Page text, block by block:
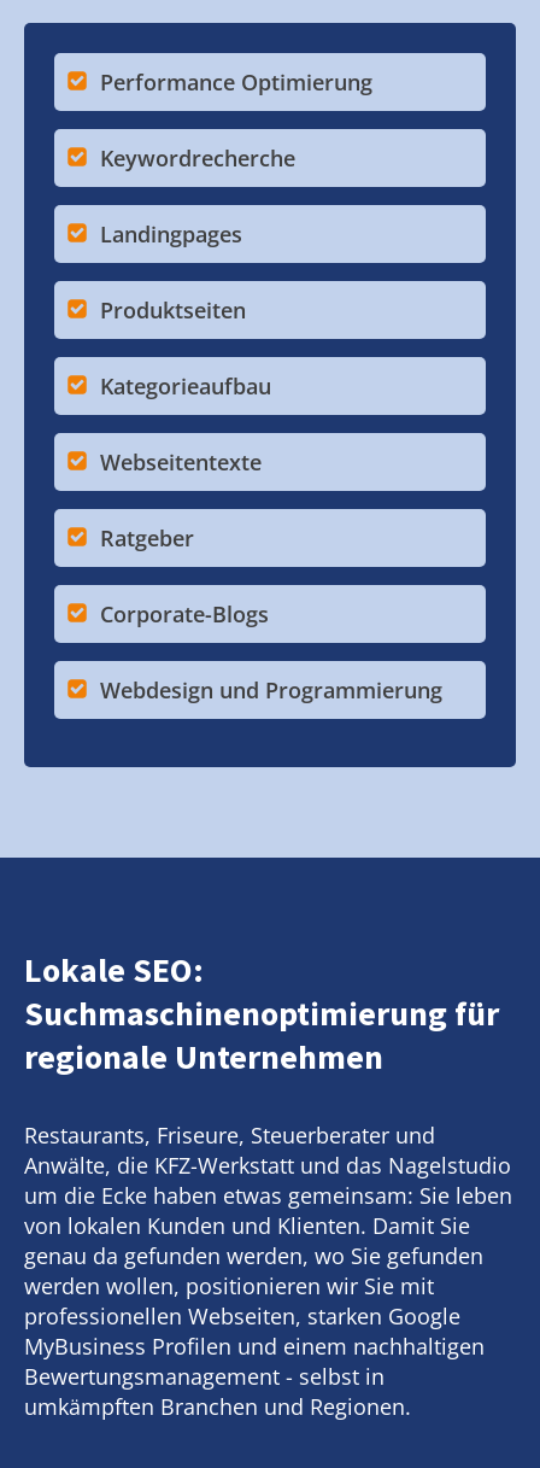
Performance Optimierung
Keywordrecherche
Landingpages
Produktseiten
Kategorieaufbau
Webseitentexte
Ratgeber
Corporate-Blogs
Webdesign und Programmierung
Lokale SEO:
Suchmaschinenoptimierung für
regionale Unternehmen
Restaurants, Friseure, Steuerberater und
Anwälte, die KFZ-Werkstatt und das Nagelstudio
um die Ecke haben etwas gemeinsam: Sie leben
von lokalen Kunden und Klienten. Damit Sie
genau da gefunden werden, wo Sie gefunden
werden wollen, positionieren wir Sie mit
professionellen Webseiten, starken Google
MyBusiness Profilen und einem nachhaltigen
Bewertungsmanagement - selbst in
umkämpften Branchen und Regionen.